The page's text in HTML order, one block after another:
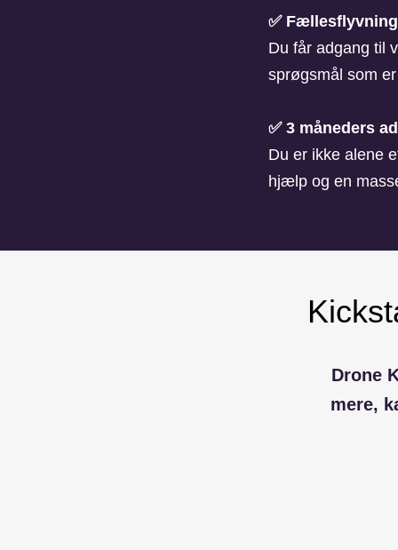
✅
Du får adgang til
sprøgsmål som
✅ 3 måneders
Du er ikke alene
hjælp og en
Drone
mere,